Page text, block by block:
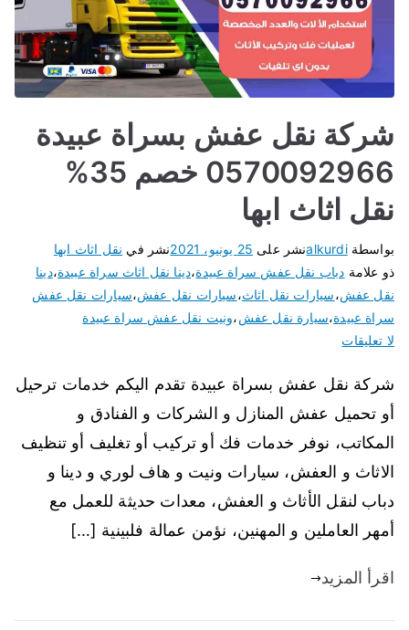
شركة نقل عفش بسراة عبيدة
0570092966 خصم 35%
نقل اثاث ابها
بواسطةalkurdiنشر على 25 يونيو، 2021 نشر في نقل اثاث ابها
ذو علامة دباب نقل عفش سراة عبيدة،دينا نقل اثاث سراة عبيدة،دينا
نقل عفش،سيارات نقل اثاث،سيارات نقل عفش،سيارات نقل عفش
سراة عبيدة،سيارة نقل عفش،ونيت نقل عفش سراة عبيدة
لا تعليقات
شركة نقل عفش بسراة عبيدة تقدم اليكم خدمات ترحيل
أو تحميل عفش المنازل و الشركات و الفنادق و
المكاتب، نوفر خدمات فك أو تركيب أو تغليف أو تنظيف
الاثاث و العفش، سيارات ونيت و هاف لوري و دينا و
دباب لنقل الأثاث و العفش، معدات حديثة للعمل مع
أمهر العاملين و المهنين، نؤمن عمالة فلبينية […]
اقرأ المزيد